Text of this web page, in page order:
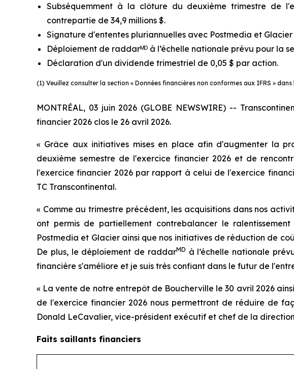
Subséquemment à la clôture du deuxième trimestre de
contrepartie de 34,9 millions $.
Signature d'ententes pluriannuelles avec Postmedia et
Déploiement de raddarᴹᴰ à l’échelle nationale prévu pour la
Déclaration d'un dividende trimestriel de 0,05 $ par action.
(1) Veuillez consulter la section « Données financières non conformes aux IFRS »
MONTRÉAL, 03 juin 2026 (GLOBE NEWSWIRE) --
financier 2026 clos le 26 avril 2026.
« Grâce aux initiatives mises en place afin d'augmenter la
deuxième semestre de l'exercice financier 2026 et de
l'exercice financier 2026 par rapport à celui de l'exercice
TC Transcontinental.
« Comme au trimestre précédent, les acquisitions dans nos
ont permis de partiellement contrebalancer le
Postmedia et Glacier ainsi que nos initiatives de réduction de
De plus, le déploiement de raddarMD à l’échelle nationale
financière s'améliore et je suis très confiant dans le futur de
« La vente de notre entrepôt de Boucherville le 30 avril 2026
de l'exercice financier 2026 nous permettront de réduire de
Donald LeCavalier, vice-président exécutif et chef de la
Faits saillants financiers